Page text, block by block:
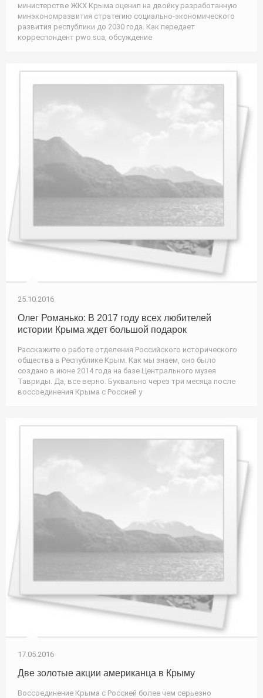
министерстве ЖКХ Крыма оценил на двойку разработанную
минэкономразвития стратегию социально-экономического
развития республики до 2030 года. Как передает
корреспондент pwo.suа, обсуждение
25.10.2016
Олег Романько: В 2017 году всех любителей
истории Крыма ждет большой подарок
Расскажите о работе отделения Российского исторического
общества в Республике Крым. Как мы знаем, оно было
создано в июне 2014 года на базе Центрального музея
Тавриды. Да, все верно. Буквально через три месяца после
воссоединения Крыма с Россией у
17.05.2016
Две золотые акции американца в Крыму
Воссоединение Крыма с Россией более чем серьезно